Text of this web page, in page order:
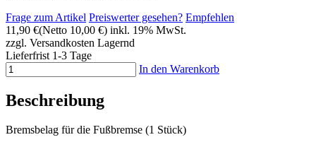
Frage zum Artikel Preiswerter gesehen? Empfehlen
11,90 €(Netto 10,00 €) inkl. 19% MwSt.
zzgl. Versandkosten Lagernd
Lieferfrist 1-3 Tage
In den Warenkorb
Beschreibung
Bremsbelag für die Fußbremse (1 Stück)